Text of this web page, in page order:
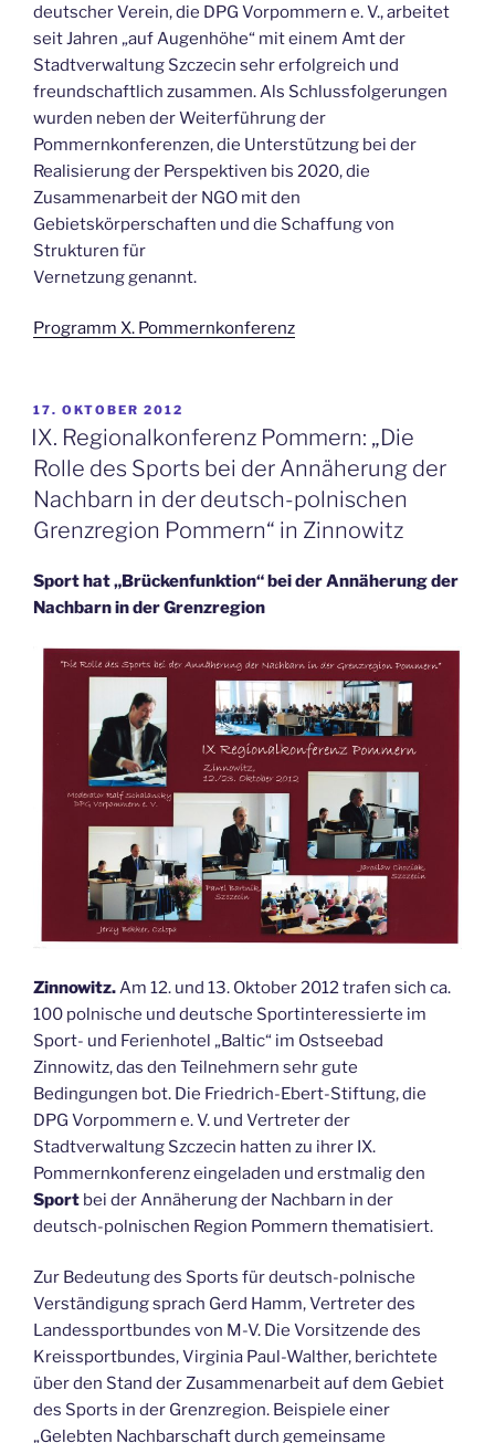
deutscher Verein, die DPG Vorpommern e. V., arbeitet
seit Jahren „auf Augenhöhe“ mit einem Amt der
Stadtverwaltung Szczecin sehr erfolgreich und
freundschaftlich zusammen. Als Schlussfolgerungen
wurden neben der Weiterführung der
Pommernkonferenzen, die Unterstützung bei der
Realisierung der Perspektiven bis 2020, die
Zusammenarbeit der NGO mit den
Gebietskörperschaften und die Schaffung von
Strukturen für
Vernetzung genannt.
Programm X. Pommernkonferenz
VERÖFFENTLICHT
AM
17. OKTOBER 2012
IX. Regionalkonferenz Pommern: „Die
Rolle des Sports bei der Annäherung der
Nachbarn in der deutsch-polnischen
Grenzregion Pommern“ in Zinnowitz
Sport hat „Brückenfunktion“ bei der Annäherung der
Nachbarn in der Grenzregion
Zinnowitz.Am 12. und 13. Oktober 2012 trafen sich ca.
100 polnische und deutsche Sportinteressierte im
Sport- und Ferienhotel „Baltic“ im Ostseebad
Zinnowitz, das den Teilnehmern sehr gute
Bedingungen bot. Die Friedrich-Ebert-Stiftung, die
DPG Vorpommern e. V. und Vertreter der
Stadtverwaltung Szczecin hatten zu ihrer IX.
Pommernkonferenz eingeladen und erstmalig den
Sport bei der Annäherung der Nachbarn in der
deutsch-polnischen Region Pommern thematisiert.
Zur Bedeutung des Sports für deutsch-polnische
Verständigung sprach Gerd Hamm, Vertreter des
Landessportbundes von M-V. Die Vorsitzende des
Kreissportbundes, Virginia Paul-Walther, berichtete
über den Stand der Zusammenarbeit auf dem Gebiet
des Sports in der Grenzregion. Beispiele einer
„Gelebten Nachbarschaft durch gemeinsame